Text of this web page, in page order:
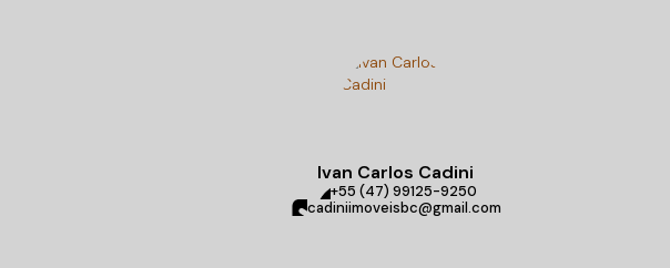
de
Ivan Carlos Cadini
+55 (47) 99125-9250
cadiniimoveisbc@gmail.com